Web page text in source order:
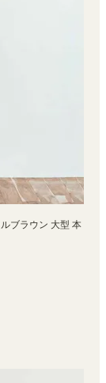
ブラウン 大型 本